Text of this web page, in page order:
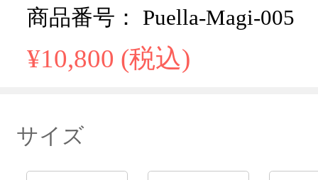
商品番号： Puella-Magi-005
¥10,800 (税込)
サイズ